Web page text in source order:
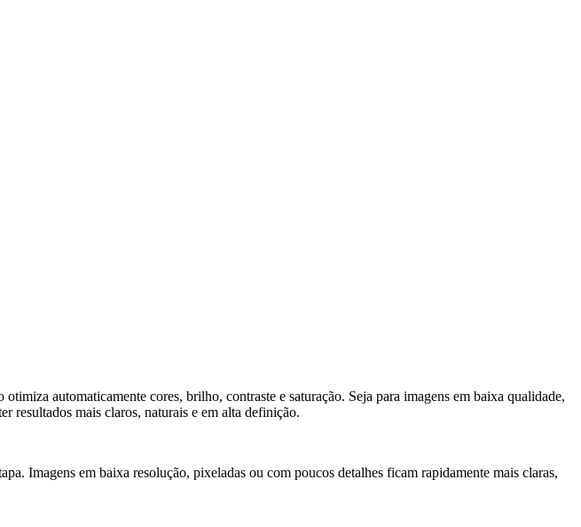
automaticamente cores, brilho, contraste e saturação. Seja para imagens em baixa qualidade,
resultados mais claros, naturais e em alta definição.
Imagens em baixa resolução, pixeladas ou com poucos detalhes ficam rapidamente mais claras,